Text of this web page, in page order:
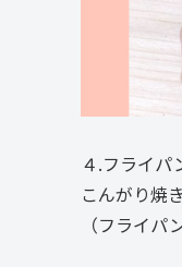
４.フライパ
こんがり焼
（フライ